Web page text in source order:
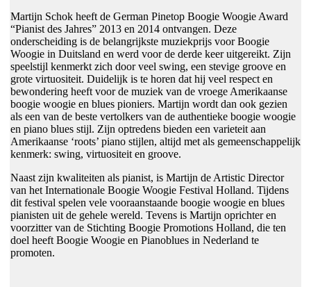
Martijn Schok heeft de German Pinetop Boogie Woogie Award
“Pianist des Jahres” 2013 en 2014 ontvangen. Deze
onderscheiding is de belangrijkste muziekprijs voor Boogie
Woogie in Duitsland en werd voor de derde keer uitgereikt. Zijn
speelstijl kenmerkt zich door veel swing, een stevige groove en
grote virtuositeit. Duidelijk is te horen dat hij veel respect en
bewondering heeft voor de muziek van de vroege Amerikaanse
boogie woogie en blues pioniers. Martijn wordt dan ook gezien
als een van de beste vertolkers van de authentieke boogie woogie
en piano blues stijl. Zijn optredens bieden een varieteit aan
Amerikaanse ‘roots’ piano stijlen, altijd met als gemeenschappelijk
kenmerk: swing, virtuositeit en groove.
Naast zijn kwaliteiten als pianist, is Martijn de Artistic Director
van het Internationale Boogie Woogie Festival Holland. Tijdens
dit festival spelen vele vooraanstaande boogie woogie en blues
pianisten uit de gehele wereld. Tevens is Martijn oprichter en
voorzitter van de Stichting Boogie Promotions Holland, die ten
doel heeft Boogie Woogie en Pianoblues in Nederland te
promoten.